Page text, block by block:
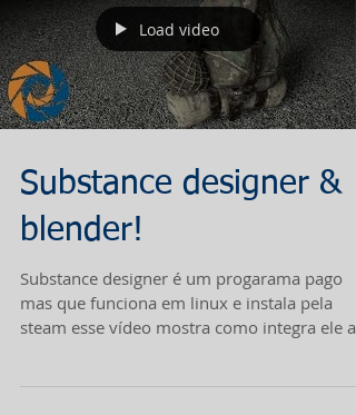
Load video
Substance designer &
blender!
Substance designer é um progarama pago
mas que funciona em linux e instala pela
steam esse vídeo mostra como integra ele ao